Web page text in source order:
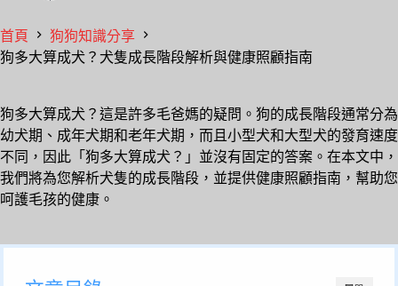
首頁
狗狗知識分享
狗多大算成犬？犬隻成長階段解析與健康照顧指南
狗多大算成犬？這是許多毛爸媽的疑問。狗的成長階段通常分為
幼犬期、成年犬期和老年犬期，而且小型犬和大型犬的發育速度
不同，因此「狗多大算成犬？」並沒有固定的答案。在本文中，
我們將為您解析犬隻的成長階段，並提供健康照顧指南，幫助您
呵護毛孩的健康。